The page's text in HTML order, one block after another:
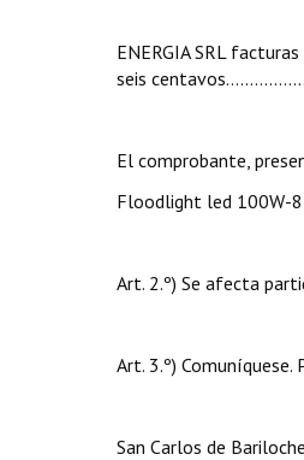
ENERGIA SRL
seis
El comprobante,
Floodlight led 100W-
Art. 2.º) Se afecta
Art. 3.º) Comuníquese.
San Carlos de